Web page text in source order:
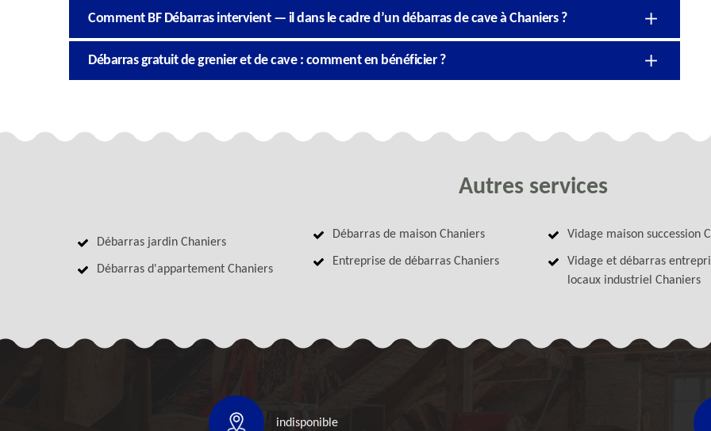
Comment BF Débarras intervient — il dans le cadre d’un débarras de cave à Chaniers ?
Débarras gratuit de grenier et de cave : comment en bénéficier ?
Autres services
Débarras jardin Chaniers
Débarras d'appartement Chaniers
Débarras de maison Chaniers
Entreprise de débarras Chaniers
Vidage maison succession
Vidage et débarras
locaux industriel Chaniers
indisponible